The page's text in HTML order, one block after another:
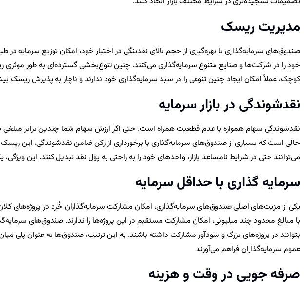
مدیریت ریسک
صندوق‌های سرمایه‌گذاری با بهره‌گیری از حجم بالای نقدینگی در اختیار خود، امکان توزیع سرمایه
خود را در شرکت‌ها و صنایع متنوع سرمایه‌گذاری می‌کنند. چنین تنوع‌بخشی گسترده‌ای به طور موثری
کوچک، عملاً امکان ایجاد چنین تنوعی را در سبد سرمایه‌گذاری خود ندارند و ناچار به پذیرش ریسک
نقدشوندگی در بازار سرمایه
نقدشوندگی سهام همواره با عدم قطعیت همراه است. حتی اگر ارزش سهام شما چندین برابر مبلغی
حالی است که بسیاری از صندوق‌های سرمایه‌گذاری با برخورداری از رکن ضامن نقدشوندگی، این
می‌توانند حتی در شرایط نامساعد بازار، واحدهای خود را به راحتی به پول نقد تبدیل کنند. این
سرمایه گذاری با حداقل سرمایه
یکی از مزیت‌های اصلی صندوق‌های سرمایه‌گذاری، امکان مشارکت سرمایه‌گذاران خُرد در پروژه‌های
با مبالغ محدود چند میلیونی، امکان مشارکت مستقیم در این پروژه‌ها را ندارند. صندوق‌های
بتوانند در پروژه‌های بزرگ و سودآور مشارکت داشته باشند. به این ترتیب، صندوق‌ها به عنوان پلی
عموم سرمایه‌گذاران فراهم می‌آورند
صرفه جویی در وقت و هزینه